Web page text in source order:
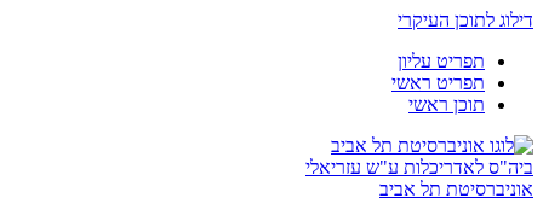
דילוג לתוכן העיקרי
תפריט עליון
תפריט ראשי
תוכן ראשי
ביה"ס לאדריכלות ע"ש עזריאלי
אוניברסיטת תל אביב